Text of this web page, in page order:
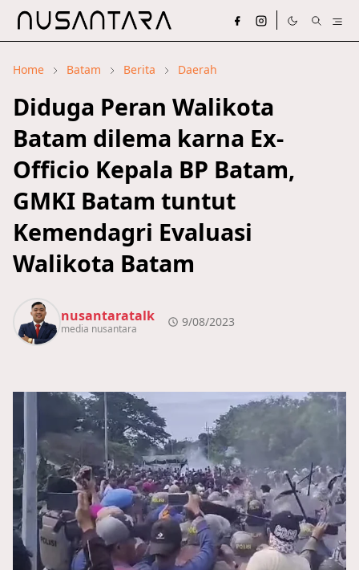
Home Batam Berita Daerah
Diduga Peran Walikota
Batam dilema karna Ex-
Officio Kepala BP Batam,
GMKI Batam tuntut
Kemendagri Evaluasi
Walikota Batam
nusantaratalk
media nusantara 9/08/2023